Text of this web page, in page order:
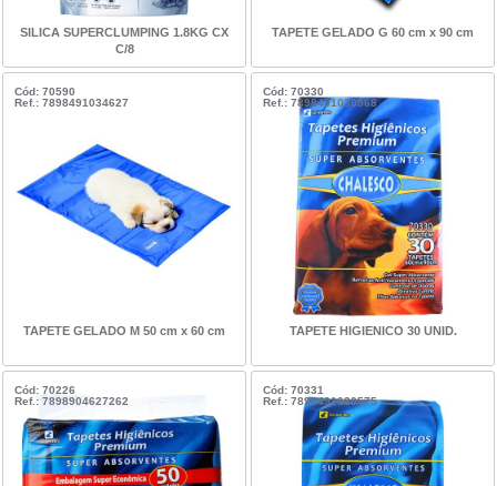
SILICA SUPERCLUMPING 1.8KG CX
C/8
TAPETE GELADO G 60 cm x 90 cm
Cód: 70590
Ref.: 7898491034627
TAPETE GELADO M 50 cm x 60 cm
Cód: 70330
Ref.: 7898491030568
TAPETE HIGIENICO 30 UNID.
Cód: 70226
Ref.: 7898904627262
Cód: 70331
Ref.: 7898491030575